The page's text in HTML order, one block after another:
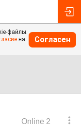
файлы.
на
Согласен
Online 2